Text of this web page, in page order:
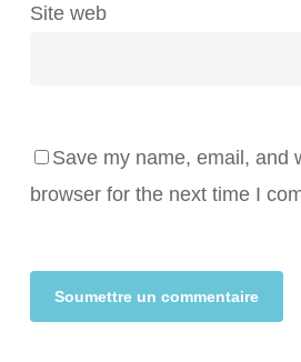
Site web
Save my name, email, and
browser for the next time I